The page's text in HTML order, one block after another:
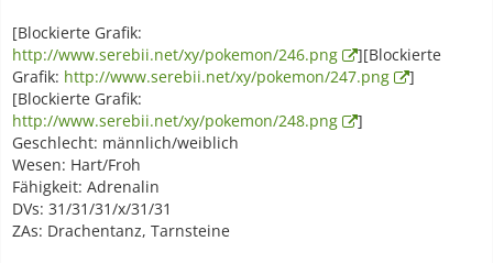
[Blockierte Grafik:
http://www.serebii.net/xy/pokemon/246.png
][Blockierte
Grafik: http://www.serebii.net/xy/pokemon/247.png
]
[Blockierte Grafik:
http://www.serebii.net/xy/pokemon/248.png
]
Geschlecht: männlich/weiblich
Wesen: Hart/Froh
Fähigkeit: Adrenalin
DVs: 31/31/31/x/31/31
ZAs: Drachentanz, Tarnsteine